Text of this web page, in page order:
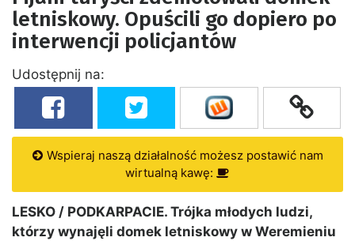
letniskowy. Opuścili go dopiero po
interwencji policjantów
Udostępnij na:
Wspieraj naszą działalność możesz postawić nam
wirtualną kawę:
LESKO / PODKARPACIE. Trójka młodych ludzi,
którzy wynajęli domek letniskowy w Weremieniu